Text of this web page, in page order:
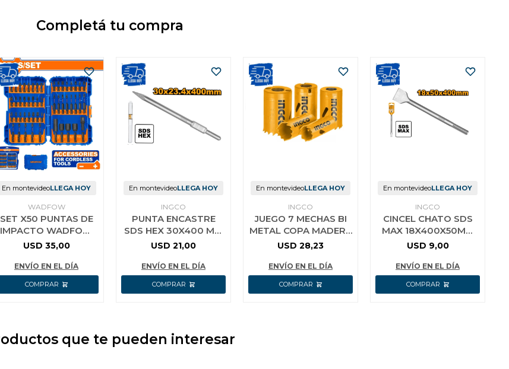
Completá tu compra
En montevideoLLEGA HOY
WADFOW
SET X50 PUNTAS DE
IMPACTO WADFOW
WSV2005
USD 35,00
ENVÍO EN EL DÍA
En montevideoLLEGA HOY
INGCO
PUNTA ENCASTRE
SDS HEX 30X400 MM
INGCO DBC03340011
USD 21,00
ENVÍO EN EL DÍA
En montevideoLLEGA HOY
INGCO
JUEGO 7 MECHAS BI
METAL COPA MADERA
METAL PVC INGCO
USD 28,23
ENVÍO EN EL DÍA
En montevideoLLEGA HOY
INGCO
CINCEL CHATO SDS
MAX 18X400X50MM
INGCO DBC0224002
USD 9,00
ENVÍO EN EL DÍA
que te pueden interesar